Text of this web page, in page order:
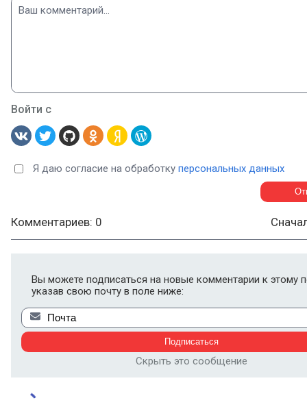
Войти с
Я даю согласие на обработку персональных данных
Комментариев: 0
Вы можете подписаться на новые комментарии к этому
указав свою почту в поле ниже:
Скрыть это сообщение